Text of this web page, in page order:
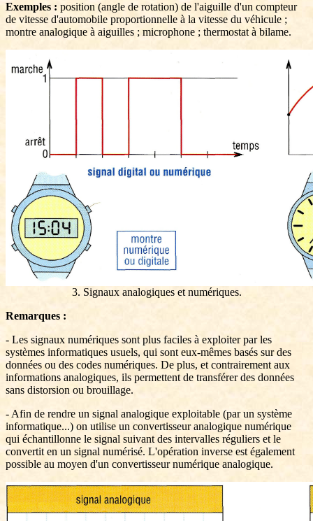
Exemples : position (angle de rotation) de l'aiguille d'un compteur
de vitesse d'automobile proportionnelle à la vitesse du véhicule ;
montre analogique à aiguilles ; microphone ; thermostat à bilame.
3. Signaux analogiques et numériques.
Remarques :
- Les signaux numériques sont plus faciles à exploiter par les
systèmes informatiques usuels, qui sont eux-mêmes basés sur des
données ou des codes numériques. De plus, et contrairement aux
informations analogiques, ils permettent de transférer des données
sans distorsion ou brouillage.
- Afin de rendre un signal analogique exploitable (par un système
informatique...) on utilise un convertisseur analogique numérique
qui échantillonne le signal suivant des intervalles réguliers et le
convertit en un signal numérisé. L'opération inverse est également
possible au moyen d'un convertisseur numérique analogique.